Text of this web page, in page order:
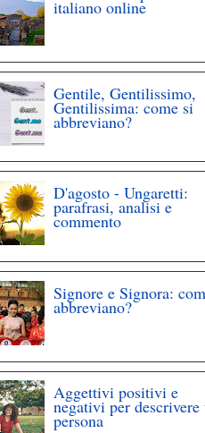
italiano online
Gentile, Gentilissimo,
Gentilissima: come si
abbreviano?
D'agosto - Ungaretti:
parafrasi, analisi e
commento
Signore e Signora:
abbreviano?
Aggettivi positivi e
negativi per descrivere
persona